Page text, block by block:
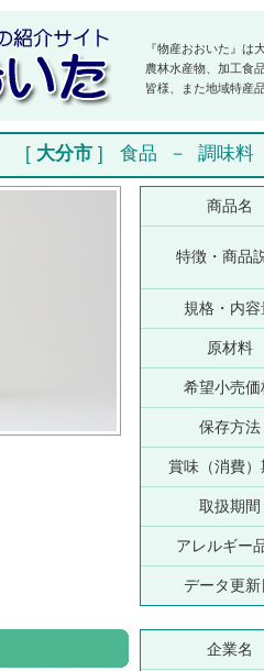
『物産おおいた』は
農林水産物、加工食
皆様、また地域特産
[ 大分市 ] 食品 － 調味料
商品名
特徴・商品
規格・内容
原材料
希望小売価
保存方法
賞味（消費）
取扱期間
アレルギー
データ更新
企業名